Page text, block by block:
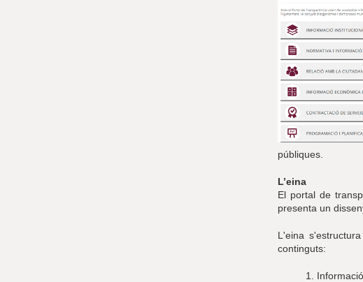
públiques.
L’eina
El portal de
presenta un
L'eina
continguts:
1.